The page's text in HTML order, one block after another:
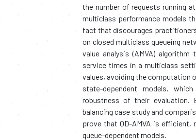
the number of requests running
multiclass performance models
fact that discourages
on closed multiclass queueing
value analysis (AMVA)
service times in a multiclass
values, avoiding the computation
state-dependent models,
robustness of their evaluation.
balancing case study and
prove that QD-AMVA is
queue-dependent models.